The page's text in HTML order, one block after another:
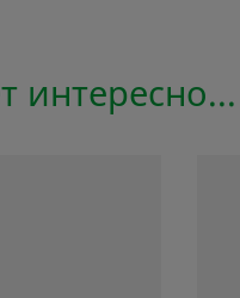
интересно...